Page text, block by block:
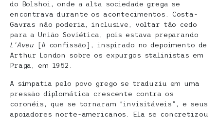
do Bolshoi, onde a alta sociedade grega se
encontrava durante os acontecimentos. Costa-
Gavras não poderia, inclusive, voltar tão cedo
para a União Soviética, pois estava preparando
L’Aveu [A confissão], inspirado no depoimento de
Arthur London sobre os expurgos stalinistas em
Praga, em 1952.
A simpatia pelo povo grego se traduziu em uma
pressão diplomática crescente contra os
coronéis, que se tornaram “invisitáveis”, e seus
apoiadores norte-americanos. Ela se concretizou